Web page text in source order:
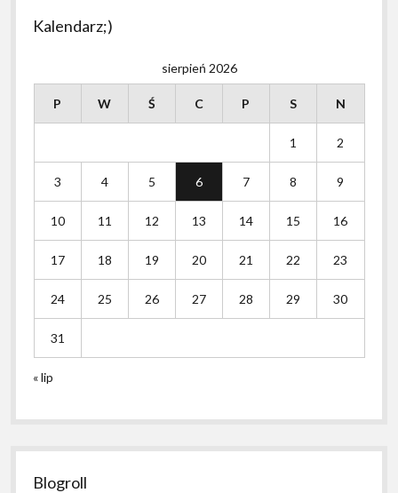
Kalendarz;)
sierpień 2026
P W Ś C P S N
1 2
3 4 5 6 7 8 9
10 11 12 13 14 15 16
17 18 19 20 21 22 23
24 25 26 27 28 29 30
31
« lip
Blogroll